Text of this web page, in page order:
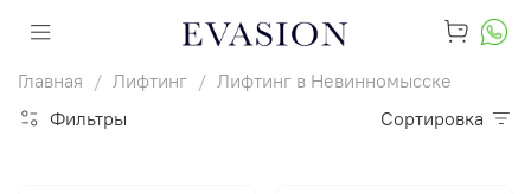
Главная Лифтинг
Лифтинг в Невинномысске
Фильтры
Сортировка